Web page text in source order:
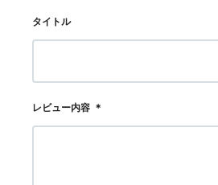
タイトル
レビュー内容 ＊